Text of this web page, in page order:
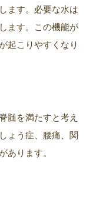
ます。必要な水は
ます。この機能が
起こりやすくなり
髄を満たすと考え
ょう症、腰痛、関
あります。